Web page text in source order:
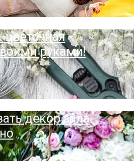
цветочная
руками!
декор зала